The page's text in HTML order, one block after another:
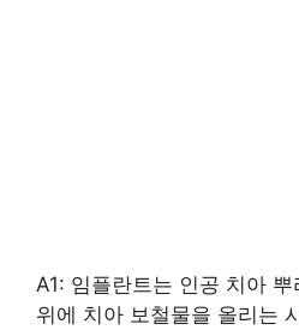
A1: 임플란트는 인공 치아
위에 치아 보철물을 올리는